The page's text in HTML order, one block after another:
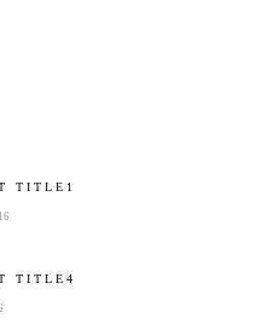
TITLE 1
TITLE 4